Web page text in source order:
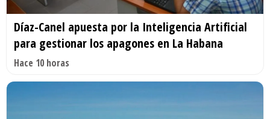
Díaz-Canel apuesta por la Inteligencia Artificial
para gestionar los apagones en La Habana
Hace 10 horas